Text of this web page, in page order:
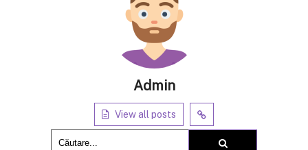
Admin
View all posts